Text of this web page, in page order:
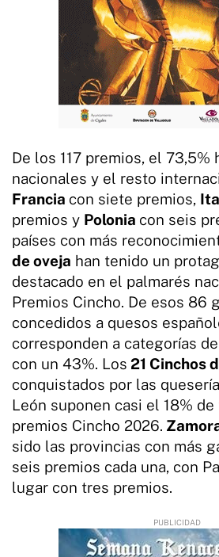
De los 117 premios, el 73,5%
nacionales y el resto
Francia con siete premios,
premios y Polonia con seis
países con más
de oveja han tenido un
destacado en el palmarés
Premios Cincho. De esos 86
concedidos a quesos
corresponden a categorías
con un 43%. Los 21 Cinchos
conquistados por las
León suponen casi el 18%
premios Cincho 2026.
sido las provincias con más
seis premios cada una, con
lugar con tres premios.